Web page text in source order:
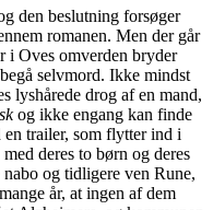
den beslutning forsøger
romanen. Men der går
i Oves omverden bryder
selvmord. Ikke mindst
lyshårede drog af en mand,
og ikke engang kan finde
en trailer, som flytter ind i
deres to børn og deres
og tidligere ven Rune,
år, at ingen af dem